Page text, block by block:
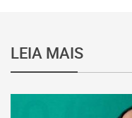
LEIA MAIS